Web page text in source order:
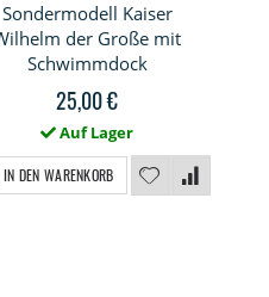
Sondermodell Kaiser
der Große mit
Schwimmdock
25,00 €
Auf Lager
IN DEN WARENKORB